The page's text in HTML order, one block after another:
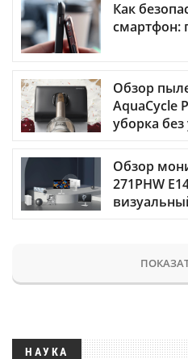
Как
смартфон:
Обзор
AquaCycle
уборка
Обзор
271PHW
НАУКА